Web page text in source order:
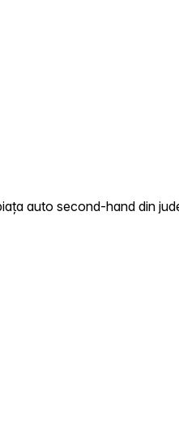
auto second-hand din